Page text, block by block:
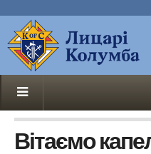
Вітаємо